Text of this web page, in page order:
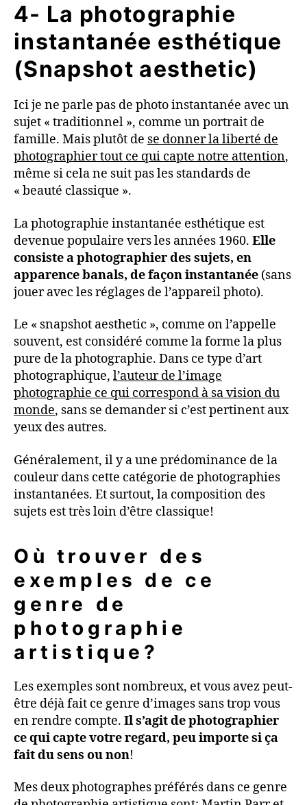
4- La photographie
instantanée esthétique
(Snapshot aesthetic)
Ici je ne parle pas de photo instantanée avec un
sujet « traditionnel », comme un portrait de
famille. Mais plutôt de se donner la liberté de
photographier tout ce qui capte notre attention,
même si cela ne suit pas les standards de
« beauté classique ».
La photographie instantanée esthétique est
devenue populaire vers les années 1960. Elle
consiste a photographier des sujets, en
apparence banals, de façon instantanée (sans
jouer avec les réglages de l’appareil photo).
Le « snapshot aesthetic », comme on l’appelle
souvent, est considéré comme la forme la plus
pure de la photographie. Dans ce type d’art
photographique, l’auteur de l’image
photographie ce qui correspond à sa vision du
monde, sans se demander si c’est pertinent aux
yeux des autres.
Généralement, il y a une prédominance de la
couleur dans cette catégorie de photographies
instantanées. Et surtout, la composition des
sujets est très loin d’être classique!
Où trouver des
exemples de ce
genre de
photographie
artistique?
Les exemples sont nombreux, et vous avez peut-
être déjà fait ce genre d’images sans trop vous
en rendre compte. Il s’agit de photographier
ce qui capte votre regard, peu importe si ça
fait du sens ou non!
Mes deux photographes préférés dans ce genre